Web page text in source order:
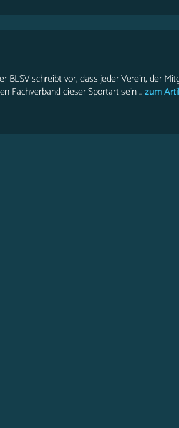
BLSV schreibt vor, dass jeder Verein, der
Fachverband dieser Sportart sein ...zum